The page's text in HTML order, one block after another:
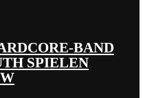
BAND
SPIELEN